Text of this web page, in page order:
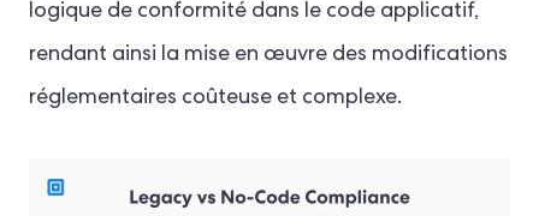
logique de conformité dans le code applicatif,
rendant ainsi la mise en œuvre des modifications
réglementaires coûteuse et complexe.